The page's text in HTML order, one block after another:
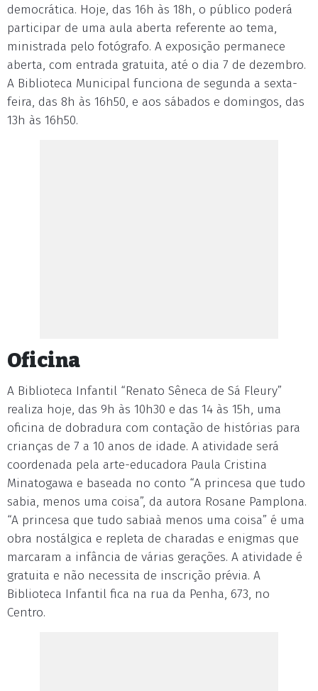
democrática. Hoje, das 16h às 18h, o público poderá
participar de uma aula aberta referente ao tema,
ministrada pelo fotógrafo. A exposição permanece
aberta, com entrada gratuita, até o dia 7 de dezembro.
A Biblioteca Municipal funciona de segunda a sexta-
feira, das 8h às 16h50, e aos sábados e domingos, das
13h às 16h50.
Oficina
A Biblioteca Infantil “Renato Sêneca de Sá Fleury”
realiza hoje, das 9h às 10h30 e das 14 às 15h, uma
oficina de dobradura com contação de histórias para
crianças de 7 a 10 anos de idade. A atividade será
coordenada pela arte-educadora Paula Cristina
Minatogawa e baseada no conto “A princesa que tudo
sabia, menos uma coisa”, da autora Rosane Pamplona.
“A princesa que tudo sabiaà menos uma coisa” é uma
obra nostálgica e repleta de charadas e enigmas que
marcaram a infância de várias gerações. A atividade é
gratuita e não necessita de inscrição prévia. A
Biblioteca Infantil fica na rua da Penha, 673, no
Centro.